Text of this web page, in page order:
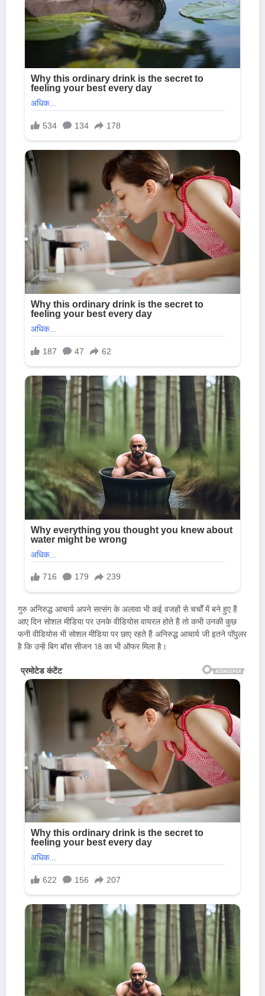
गुरु अनिरुद्ध आचार्य अपने सत्संग के अलावा भी कई वजहों से चर्चों में बने हुए हैं
आए दिन सोशल मीडिया पर उनके वीडियोस वायरल होते हैं तो कभी उनकी कुछ
फनी वीडियोस भी सोशल मीडिया पर छाए रहते हैं अनिरुद्ध आचार्य जी इतने पॉपुलर
है कि उन्हें बिग बॉस सीजन 18 का भी ऑफर मिला है।